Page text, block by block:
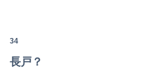
34
長戸？